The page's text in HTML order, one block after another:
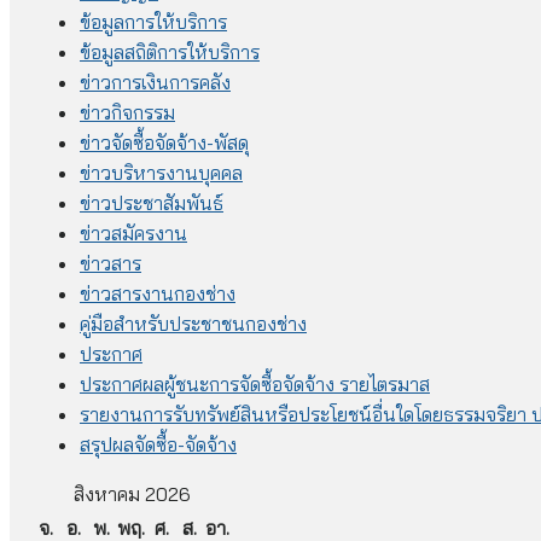
ข้อมูลการให้บริการ
ข้อมูลสถิติการให้บริการ
ข่าวการเงินการคลัง
ข่าวกิจกรรม
ข่าวจัดซื้อจัดจ้าง-พัสดุ
ข่าวบริหารงานบุคคล
ข่าวประชาสัมพันธ์
ข่าวสมัครงาน
ข่าวสาร
ข่าวสารงานกองช่าง
คู่มือสำหรับประชาชนกองช่าง
ประกาศ
ประกาศผลผู้ชนะการจัดซื้อจัดจ้าง รายไตรมาส
รายงานการรับทรัพย์สินหรือประโยชน์อื่นใดโดยธรรมจริยา
สรุปผลจัดซื้อ-จัดจ้าง
สิงหาคม 2026
จ. อ. พ. พฤ. ศ. ส. อา.